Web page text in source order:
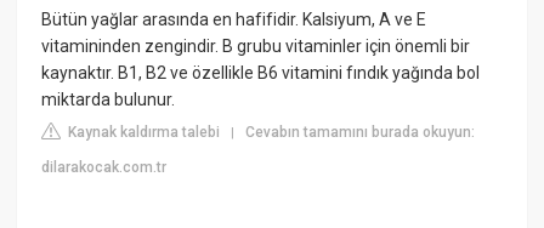
Bütün yağlar arasında en hafifidir. Kalsiyum, A ve E
vitamininden zengindir. B grubu vitaminler için önemli bir
kaynaktır. B1, B2 ve özellikle B6 vitamini fındık yağında bol
miktarda bulunur.
Kaynak kaldırma talebi |Cevabın tamamını burada okuyun:
dilarakocak.com.tr